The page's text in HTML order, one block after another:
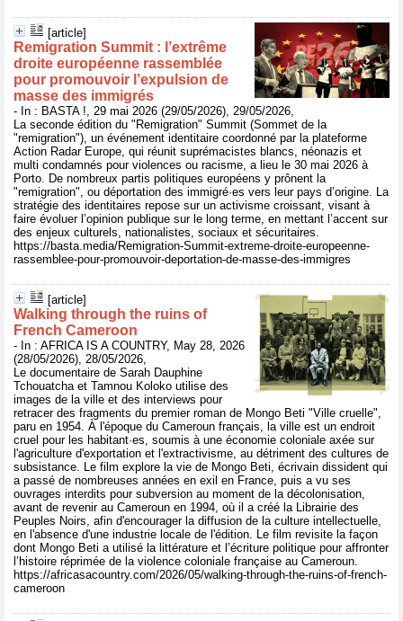
[article]
Remigration Summit : l’extrême
droite européenne rassemblée
pour promouvoir l’expulsion de
masse des immigrés
- In : BASTA !, 29 mai 2026 (29/05/2026), 29/05/2026,
La seconde édition du "Remigration" Summit (Sommet de la
"remigration"), un événement identitaire coordonné par la plateforme
Action Radar Europe, qui réunit suprémacistes blancs, néonazis et
multi condamnés pour violences ou racisme, a lieu le 30 mai 2026 à
Porto. De nombreux partis politiques européens y prônent la
"remigration", ou déportation des immigré·es vers leur pays d’origine. La
stratégie des identitaires repose sur un activisme croissant, visant à
faire évoluer l’opinion publique sur le long terme, en mettant l’accent sur
des enjeux culturels, nationalistes, sociaux et sécuritaires.
https://basta.media/Remigration-Summit-extreme-droite-europeenne-
rassemblee-pour-promouvoir-deportation-de-masse-des-immigres
[article]
Walking through the ruins of
French Cameroon
- In : AFRICA IS A COUNTRY, May 28, 2026
(28/05/2026), 28/05/2026,
Le documentaire de Sarah Dauphine
Tchouatcha et Tamnou Koloko utilise des
images de la ville et des interviews pour
retracer des fragments du premier roman de Mongo Beti "Ville cruelle",
paru en 1954. À l'époque du Cameroun français, la ville est un endroit
cruel pour les habitant·es, soumis à une économie coloniale axée sur
l'agriculture d'exportation et l'extractivisme, au détriment des cultures de
subsistance. Le film explore la vie de Mongo Beti, écrivain dissident qui
a passé de nombreuses années en exil en France, puis a vu ses
ouvrages interdits pour subversion au moment de la décolonisation,
avant de revenir au Cameroun en 1994, où il a créé la Librairie des
Peuples Noirs, afin d'encourager la diffusion de la culture intellectuelle,
en l'absence d'une industrie locale de l'édition. Le film revisite la façon
dont Mongo Beti a utilisé la littérature et l’écriture politique pour affronter
l’histoire réprimée de la violence coloniale française au Cameroun.
https://africasacountry.com/2026/05/walking-through-the-ruins-of-french-
cameroon